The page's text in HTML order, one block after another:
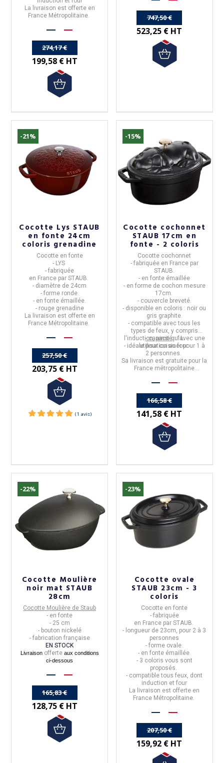
La livraison est offerte en
France Métropolitaine.
274,17 €
199,58 € HT
747,50 €
523,25 € HT
-21%
Cocotte Lys STAUB
en fonte 24cm
coloris grenadine
Cocotte en fonte
- LYS
- fabriquée
en France parSTAUB
- diamètre de 24cm
- forme ronde.
- enfonte émaillée
- rouge grenadine
La livraison est offerte en
France Métropolitaine.
257,50 €
203,75 € HT
-15%
Cocotte cochonnet
STAUB 17cm en
fonte - 2 coloris
Cocotte cochonnet
- fabriquée en France par
STAUB
- enfonte émaillée
- en forme de cochon mesure
17cm.
- couvercle breveté.
- disponible en coloris : noir ou
gris graphite.
- compatible avec tous les
types de feux, y compris
l'induction, ainsi qu'avec une
utilisation au four.
- capacité: 1L
- idéale pour cuisiner pour 1 à
2 personnes.
Sa livraison est gratuite pour la
France métropolitaine
monde entier)
166,58 €
141,58 € HT
-22%
Cocotte Moulière
noir mat STAUB
28cm
Cocotte Moulière de Staub
- en fonte
- 25 cm
- bouton nickelé
- fabrication française
EN STOCK
Livraison offerteaux conditions
ci-dessous
165,83 €
128,75 € HT
-23%
Cocotte ovale
STAUB 23cm - 3
coloris
Cocotte en fonte
- fabriquée
en Francepar STAUB.
- longueur de 23cm, pour 2 à 3
personnes
- forme ovale.
- en fonte émaillée.
- 3 coloris vous sont
proposés.
- compatible tous feux, dont
induction et four
La livraison est offerte en
France Métropolitaine.
207,50 €
159,92 € HT